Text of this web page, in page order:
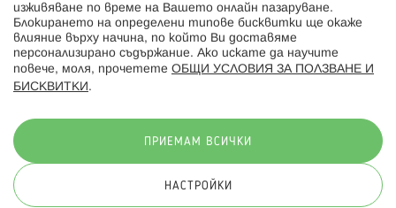
Последвайте ни:
© 2026 Hippoland.net. Всички права запазени
изживяване по време на Вашето онлайн пазаруване.
Блокирането на определени типове бисквитки ще окаже
влияние върху начина, по който Ви доставяме
персонализирано съдържание. Ако искате да научите
повече, моля, прочетете ОБЩИ УСЛОВИЯ ЗА ПОЛЗВАНЕ И
БИСКВИТКИ .
ПРИЕМАМ ВСИЧКИ
НАСТРОЙКИ